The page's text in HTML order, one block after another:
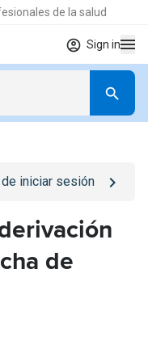
de la salud
Sign in
iniciar sesión
de